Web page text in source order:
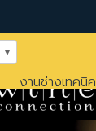
งานช่างเทคนิค